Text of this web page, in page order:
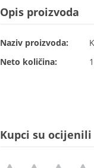
Opis proizvoda
Naziv proizvoda:
Neto količina:
Kupci su ocijenili